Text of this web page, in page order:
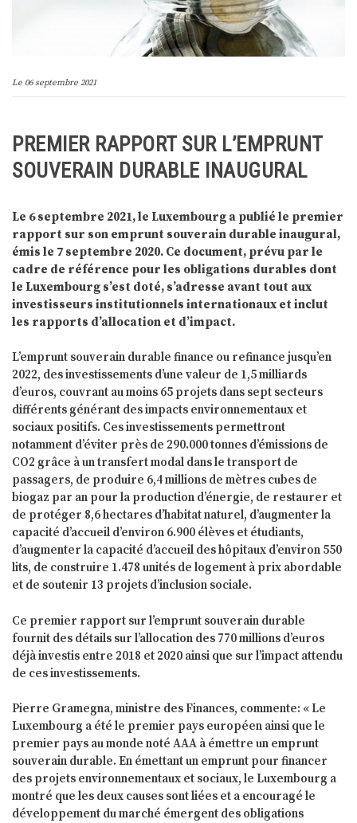
Le 06 septembre 2021
PREMIER RAPPORT SUR L’EMPRUNT
SOUVERAIN DURABLE INAUGURAL
Le 6 septembre 2021, le Luxembourg a publié le premier
rapport sur son emprunt souverain durable inaugural,
émis le 7 septembre 2020. Ce document, prévu par le
cadre de référence pour les obligations durables dont
le Luxembourg s’est doté, s’adresse avant tout aux
investisseurs institutionnels internationaux et inclut
les rapports d’allocation et d’impact.
L’emprunt souverain durable finance ou refinance jusqu’en
2022, des investissements d’une valeur de 1,5 milliards
d’euros, couvrant au moins 65 projets dans sept secteurs
différents générant des impacts environnementaux et
sociaux positifs. Ces investissements permettront
notamment d’éviter près de 290.000 tonnes d’émissions de
CO2 grâce à un transfert modal dans le transport de
passagers, de produire 6,4 millions de mètres cubes de
biogaz par an pour la production d’énergie, de restaurer et
de protéger 8,6 hectares d’habitat naturel, d’augmenter la
capacité d’accueil d’environ 6.900 élèves et étudiants,
d’augmenter la capacité d’accueil des hôpitaux d’environ 550
lits, de construire 1.478 unités de logement à prix abordable
et de soutenir 13 projets d’inclusion sociale.
Ce premier rapport sur l’emprunt souverain durable
fournit des détails sur l’allocation des 770 millions d’euros
déjà investis entre 2018 et 2020 ainsi que sur l’impact attendu
de ces investissements.
Pierre Gramegna, ministre des Finances, commente: « Le
Luxembourg a été le premier pays européen ainsi que le
premier pays au monde noté AAA à émettre un emprunt
souverain durable. En émettant un emprunt pour financer
des projets environnementaux et sociaux, le Luxembourg a
montré que les deux causes sont liées et a encouragé le
développement du marché émergent des obligations